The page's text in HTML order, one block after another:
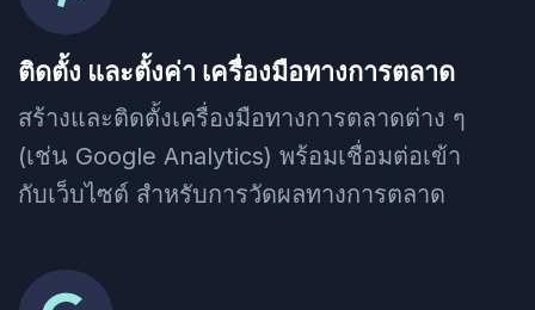
ติดตั้ง และตั้งค่า เครื่องมือทางการตลาด
สร้างและติดตั้งเครื่องมือทางการตลาดต่าง ๆ
(เช่น Google Analytics) พร้อมเชื่อมต่อเข้า
กับเว็บไซต์ สำหรับการวัดผลทางการตลาด